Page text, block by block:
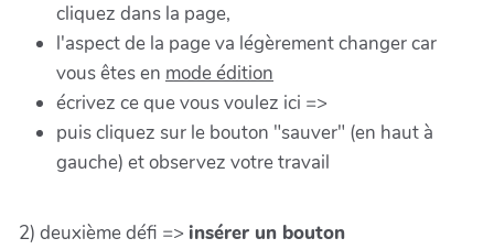
cliquez dans la page,
l'aspect de la page va légèrement changer car
vous êtes en mode édition
écrivez ce que vous voulez ici =>
puis cliquez sur le bouton "sauver" (en haut à
gauche) et observez votre travail
2) deuxième défi => insérer un bouton